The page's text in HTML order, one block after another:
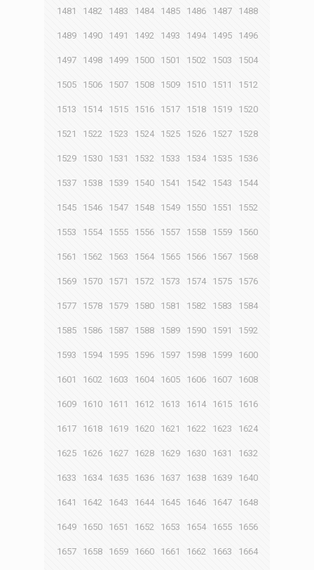
1481 1482 1483 1484 1485 1486 1487 1488
1489 1490 1491 1492 1493 1494 1495 1496
1497 1498 1499 1500 1501 1502 1503 1504
1505 1506 1507 1508 1509 1510 1511 1512
1513 1514 1515 1516 1517 1518 1519 1520
1521 1522 1523 1524 1525 1526 1527 1528
1529 1530 1531 1532 1533 1534 1535 1536
1537 1538 1539 1540 1541 1542 1543 1544
1545 1546 1547 1548 1549 1550 1551 1552
1553 1554 1555 1556 1557 1558 1559 1560
1561 1562 1563 1564 1565 1566 1567 1568
1569 1570 1571 1572 1573 1574 1575 1576
1577 1578 1579 1580 1581 1582 1583 1584
1585 1586 1587 1588 1589 1590 1591 1592
1593 1594 1595 1596 1597 1598 1599 1600
1601 1602 1603 1604 1605 1606 1607 1608
1609 1610 1611 1612 1613 1614 1615 1616
1617 1618 1619 1620 1621 1622 1623 1624
1625 1626 1627 1628 1629 1630 1631 1632
1633 1634 1635 1636 1637 1638 1639 1640
1641 1642 1643 1644 1645 1646 1647 1648
1649 1650 1651 1652 1653 1654 1655 1656
1657 1658 1659 1660 1661 1662 1663 1664